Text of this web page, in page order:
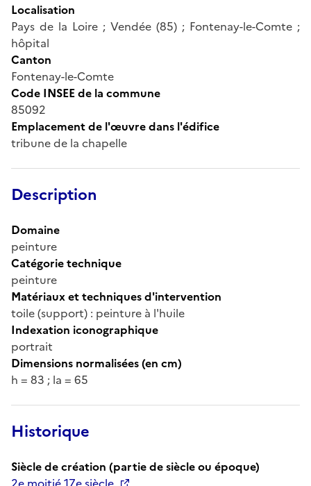
Localisation
Pays de la Loire ; Vendée (85) ; Fontenay-le-Comte ;
hôpital
Canton
Fontenay-le-Comte
Code INSEE de la commune
85092
Emplacement de l'œuvre dans l'édifice
tribune de la chapelle
Description
Domaine
peinture
Catégorie technique
peinture
Matériaux et techniques d'intervention
toile (support) : peinture à l'huile
Indexation iconographique
portrait
Dimensions normalisées (en cm)
h = 83 ; la = 65
Historique
Siècle de création (partie de siècle ou époque)